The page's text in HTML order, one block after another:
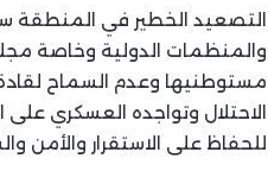
التصعيد الخطير في المنطقة
والمنظمات الدولية وخاصة
مستوطنيها وعدم السماح
الاحتلال وتواجده العسكري
للحفاظ على الاستقرار والأمن